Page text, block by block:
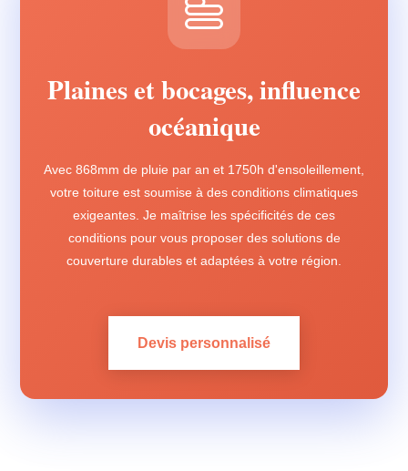
Plaines et bocages, influence
océanique
Avec 868mm de pluie par an et 1750h d'ensoleillement,
votre toiture est soumise à des conditions climatiques
exigeantes. Je maîtrise les spécificités de ces
conditions pour vous proposer des solutions de
couverture durables et adaptées à votre région.
Devis personnalisé